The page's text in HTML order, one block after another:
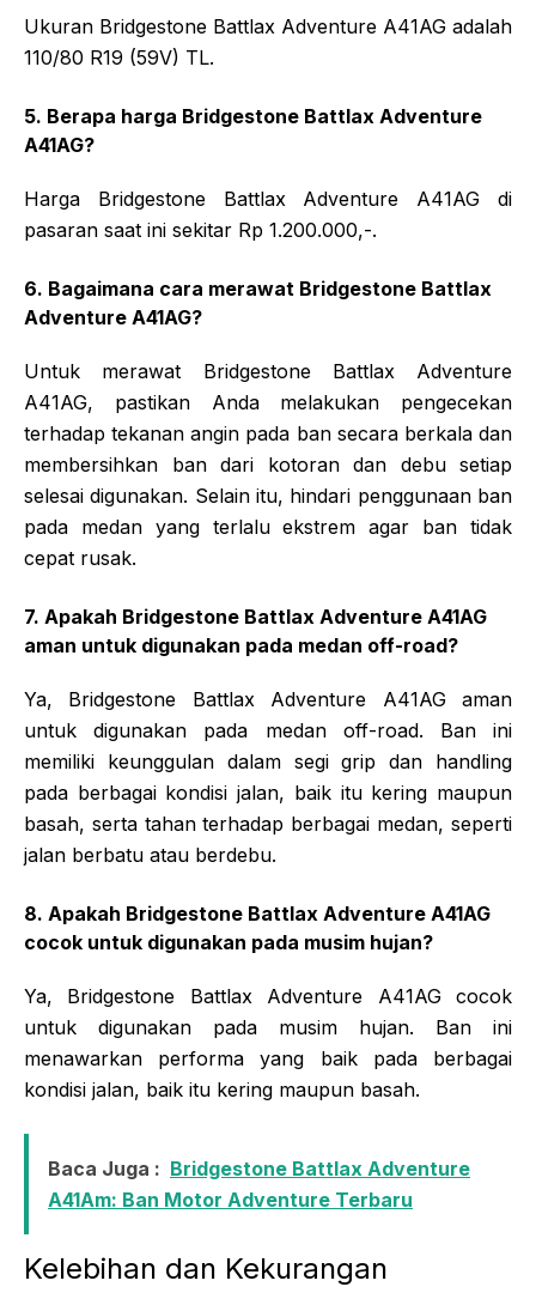
Ukuran Bridgestone Battlax Adventure A41AG adalah
110/80 R19 (59V) TL.
5. Berapa harga Bridgestone Battlax Adventure
A41AG?
Harga Bridgestone Battlax Adventure A41AG di
pasaran saat ini sekitar Rp 1.200.000,-.
6. Bagaimana cara merawat Bridgestone Battlax
Adventure A41AG?
Untuk merawat Bridgestone Battlax Adventure
A41AG, pastikan Anda melakukan pengecekan
terhadap tekanan angin pada ban secara berkala dan
membersihkan ban dari kotoran dan debu setiap
selesai digunakan. Selain itu, hindari penggunaan ban
pada medan yang terlalu ekstrem agar ban tidak
cepat rusak.
7. Apakah Bridgestone Battlax Adventure A41AG
aman untuk digunakan pada medan off-road?
Ya, Bridgestone Battlax Adventure A41AG aman
untuk digunakan pada medan off-road. Ban ini
memiliki keunggulan dalam segi grip dan handling
pada berbagai kondisi jalan, baik itu kering maupun
basah, serta tahan terhadap berbagai medan, seperti
jalan berbatu atau berdebu.
8. Apakah Bridgestone Battlax Adventure A41AG
cocok untuk digunakan pada musim hujan?
Ya, Bridgestone Battlax Adventure A41AG cocok
untuk digunakan pada musim hujan. Ban ini
menawarkan performa yang baik pada berbagai
kondisi jalan, baik itu kering maupun basah.
Baca Juga : Bridgestone Battlax Adventure
A41Am: Ban Motor Adventure Terbaru
Kelebihan dan Kekurangan